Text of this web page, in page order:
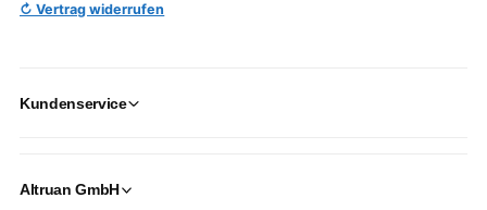
↻ Vertrag widerrufen
Kundenservice
Altruan GmbH